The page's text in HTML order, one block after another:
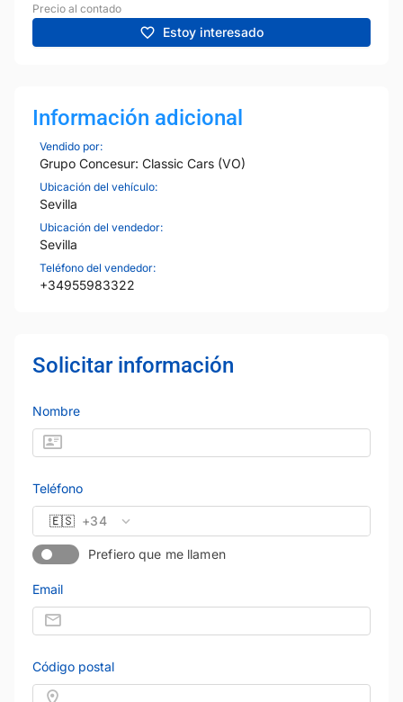
Precio al contado
Estoy interesado
Información adicional
Vendido por:
Grupo Concesur: Classic Cars (VO)
Ubicación del vehículo:
Sevilla
Ubicación del vendedor:
Sevilla
Teléfono del vendedor:
+34955983322
Solicitar información
Nombre
Teléfono
🇪🇸 +34
Prefiero que me llamen
Email
Código postal